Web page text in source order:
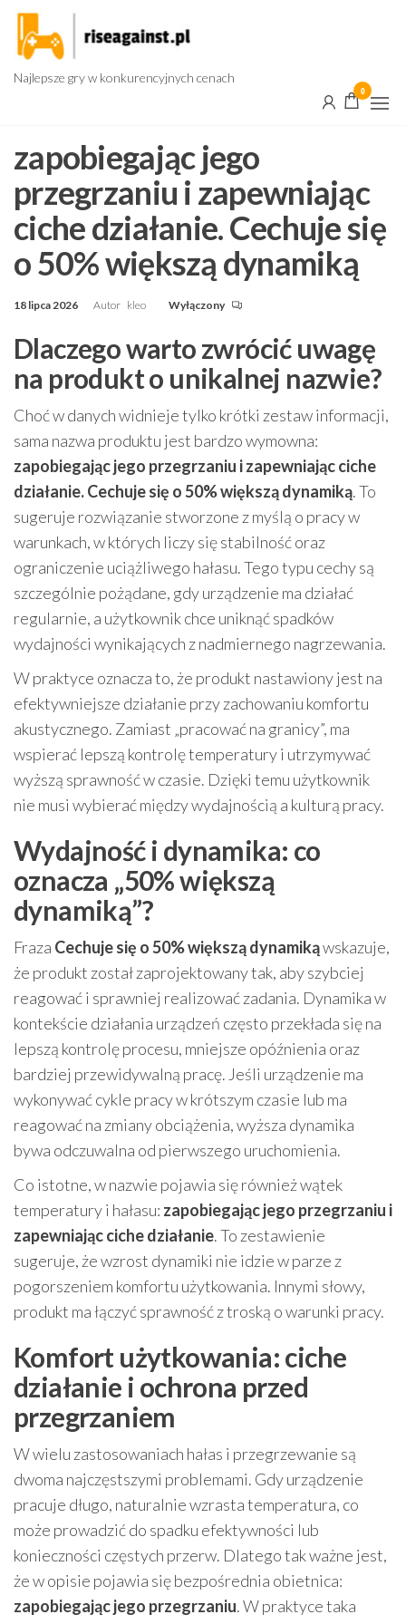
Przejdź
treści
Najlepsze gry w konkurencyjnych cenach
0
zapobiegając jego
przegrzaniu i zapewniając
ciche działanie. Cechuje się
o 50% większą dynamiką
18 lipca 2026 Autor kleo Wyłączony
Dlaczego warto zwrócić uwagę
na produkt o unikalnej nazwie?
Choć w danych widnieje tylko krótki zestaw informacji,
sama nazwa produktu jest bardzo wymowna:
zapobiegając jego przegrzaniu i zapewniając ciche
działanie. Cechuje się o 50% większą dynamiką. To
sugeruje rozwiązanie stworzone z myślą o pracy w
warunkach, w których liczy się stabilność oraz
ograniczenie uciążliwego hałasu. Tego typu cechy są
szczególnie pożądane, gdy urządzenie ma działać
regularnie, a użytkownik chce uniknąć spadków
wydajności wynikających z nadmiernego nagrzewania.
W praktyce oznacza to, że produkt nastawiony jest na
efektywniejsze działanie przy zachowaniu komfortu
akustycznego. Zamiast „pracować na granicy”, ma
wspierać lepszą kontrolę temperatury i utrzymywać
wyższą sprawność w czasie. Dzięki temu użytkownik
nie musi wybierać między wydajnością a kulturą pracy.
Wydajność i dynamika: co
oznacza „50% większą
dynamiką”?
Fraza Cechuje się o 50% większą dynamikąwskazuje,
że produkt został zaprojektowany tak, aby szybciej
reagować i sprawniej realizować zadania. Dynamika w
kontekście działania urządzeń często przekłada się na
lepszą kontrolę procesu, mniejsze opóźnienia oraz
bardziej przewidywalną pracę. Jeśli urządzenie ma
wykonywać cykle pracy w krótszym czasie lub ma
reagować na zmiany obciążenia, wyższa dynamika
bywa odczuwalna od pierwszego uruchomienia.
Co istotne, w nazwie pojawia się również wątek
temperatury i hałasu: zapobiegając jego przegrzaniu i
zapewniając ciche działanie. To zestawienie
sugeruje, że wzrost dynamiki nie idzie w parze z
pogorszeniem komfortu użytkowania. Innymi słowy,
produkt ma łączyć sprawność z troską o warunki pracy.
Komfort użytkowania: ciche
działanie i ochrona przed
przegrzaniem
W wielu zastosowaniach hałas i przegrzewanie są
dwoma najczęstszymi problemami. Gdy urządzenie
pracuje długo, naturalnie wzrasta temperatura, co
może prowadzić do spadku efektywności lub
konieczności częstych przerw. Dlatego tak ważne jest,
że w opisie pojawia się bezpośrednia obietnica:
zapobiegając jego przegrzaniu. W praktyce taka